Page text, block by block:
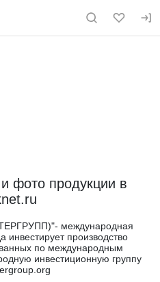
сайту milknet.ru
фото продукции в
международная
инвестирует производство
по международным
инвестиционную группу